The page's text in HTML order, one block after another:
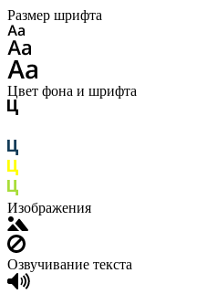
Размер шрифта
Цвет фона и шрифта
Изображения
Озвучивание текста